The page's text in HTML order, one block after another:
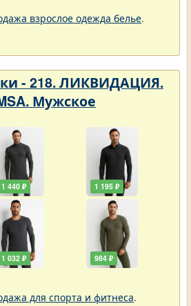
взрослое одежда белье.
- 218. ЛИКВИДАЦИЯ.
Мужское
1 440 ₽
1 032 ₽
1 195 ₽
984 ₽
для спорта и фитнеса.